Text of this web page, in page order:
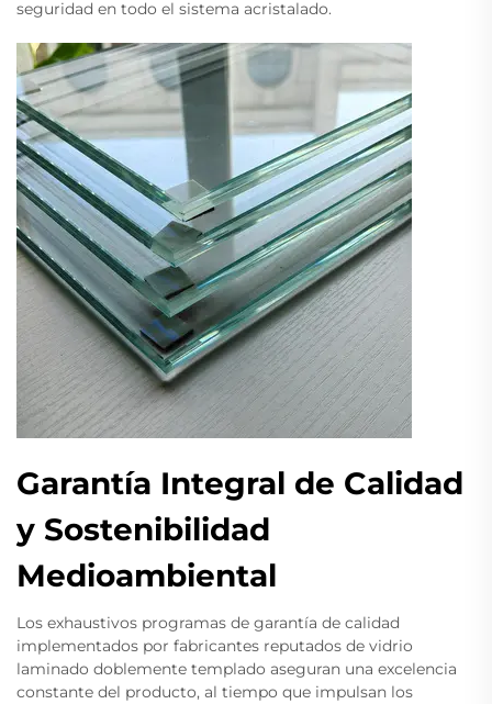
seguridad en todo el sistema acristalado.
Garantía Integral de Calidad
y Sostenibilidad
Medioambiental
Los exhaustivos programas de garantía de calidad
implementados por fabricantes reputados de vidrio
laminado doblemente templado aseguran una excelencia
constante del producto, al tiempo que impulsan los